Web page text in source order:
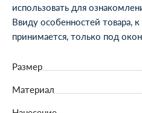
использовать для
Ввиду особенностей товара, к
принимается, только под
Размер
Материал